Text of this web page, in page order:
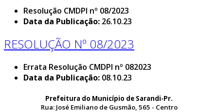
Resolução CMDPI nº 08/2023
Data da Publicação: 26.10.23
RESOLUÇÃO Nº 08/2023
Errata Resolução CMDPI nº 082023
Data da Publicação: 08.10.23
Prefeitura do Município de Sarandi-Pr.
Rua: José Emiliano de Gusmão, 565 - Centro